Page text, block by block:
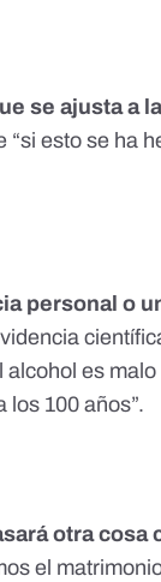
se ajusta a
“si esto se ha
personal o
es
los 100 años”.
otra cosa
el